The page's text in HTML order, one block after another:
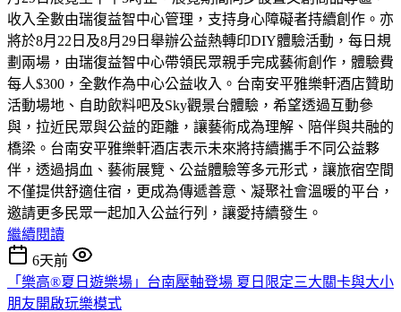
收入全數由瑞復益智中心管理，支持身心障礙者持續創作。亦
將於8月22日及8月29日舉辦公益熱轉印DIY體驗活動，每日規
劃兩場，由瑞復益智中心帶領民眾親手完成藝術創作，體驗費
每人$300，全數作為中心公益收入。台南安平雅樂軒酒店贊助
活動場地、自助飲料吧及Sky觀景台體驗，希望透過互動參
與，拉近民眾與公益的距離，讓藝術成為理解、陪伴與共融的
橋梁。台南安平雅樂軒酒店表示未來將持續攜手不同公益夥
伴，透過捐血、藝術展覽、公益體驗等多元形式，讓旅宿空間
不僅提供舒適住宿，更成為傳遞善意、凝聚社會溫暖的平台，
邀請更多民眾一起加入公益行列，讓愛持續發生。
繼續閱讀
6天前
「樂高®夏日遊樂場」台南壓軸登場 夏日限定三大關卡與大小
朋友開啟玩樂模式